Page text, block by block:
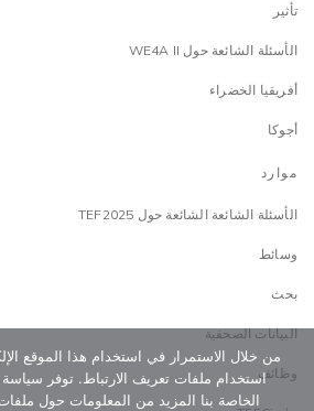
تأثير
الأسئلة الشائعة حول WE4A II
أفريقيا الخضراء
أجوكا
موارد
الأسئلة الشائعة الشائعة حول TEF2025
وسائط
بحث
البيانات الصحفية
وظائف
من خلال الاستمرار في استخدام هذا الموقع
استخدام ملفات تعريف الارتباط. توفر سياسة
الخاصة بنا المزيد من المعلومات حول